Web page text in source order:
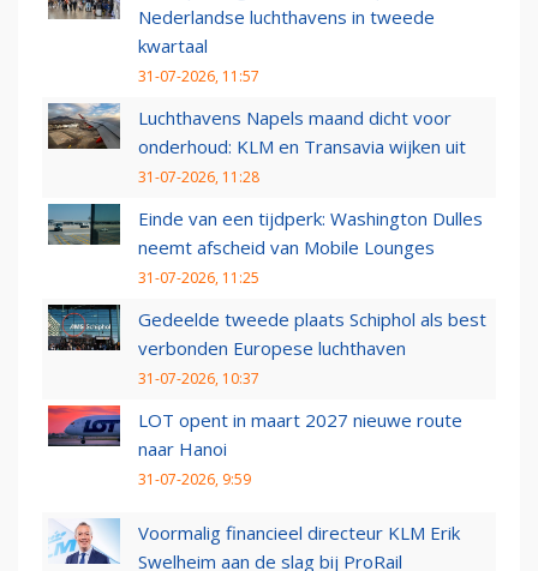
Nederlandse luchthavens in tweede
kwartaal
31-07-2026, 11:57
Luchthavens Napels maand dicht voor
onderhoud: KLM en Transavia wijken uit
31-07-2026, 11:28
Einde van een tijdperk: Washington Dulles
neemt afscheid van Mobile Lounges
31-07-2026, 11:25
Gedeelde tweede plaats Schiphol als best
verbonden Europese luchthaven
31-07-2026, 10:37
LOT opent in maart 2027 nieuwe route
naar Hanoi
31-07-2026, 9:59
Voormalig financieel directeur KLM Erik
Swelheim aan de slag bij ProRail